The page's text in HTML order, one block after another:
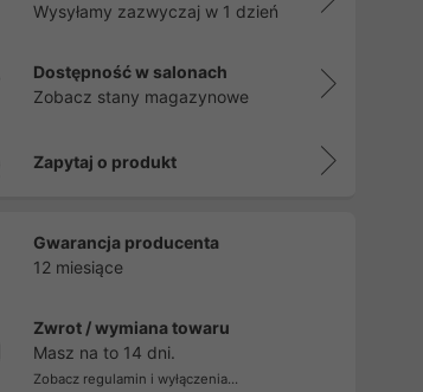
Wysyłamy zazwyczaj w 1 dzień
Dostępność w salonach
Zobacz stany magazynowe
Zapytaj o produkt
Gwarancja producenta
12 miesiące
Zwrot / wymiana towaru
Masz na to 14 dni.
Zobacz regulamin i wyłączenia...